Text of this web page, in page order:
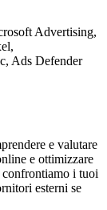
Advertising,
Ads Defender
e valutare
e ottimizzare
i tuoi
esterni se